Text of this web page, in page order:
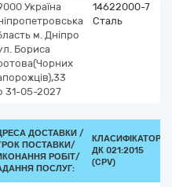
Україна
м. Дніпро
Бориса
31-05-2027
14622000-7
Сталь
ДОСТАВКИ /
ПОСТАВКИ/
РОБІТ/
ПОСЛУГ:
КЛАСИФІКАТОР
ДК 021:2015
(CPV)